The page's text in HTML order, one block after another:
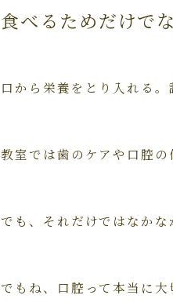
食べるためだけで
口から栄養をとり入れる。
教室では歯のケアや口腔の
でも、それだけではなかな
でもね、口腔って本当に大